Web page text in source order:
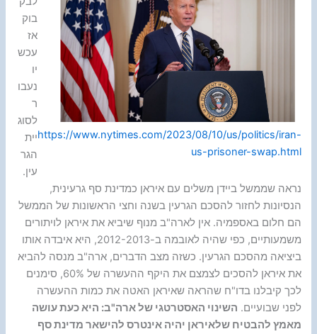
https://www.nytimes.com/2023/08/10/us/politics/iran-
us-prisoner-swap.html
בוק
אז
עכש
יו
נעבו
ר
לסוג
יית
הגר
עין.
נראה שממשל ביידן משלים עם איראן כמדינת סף גרעינית,
הנסיונות לחזור להסכם הגרעין בשנה וחצי הראשונות של הממשל
הם חלום באספמיה. אין לארה"ב מנוף שיביא את איראן לויתורים
משמעותיים, כפי שהיה לאובמה ב-2012-2013, היא איבדה אותו
ביציאה מהסכם הגרעין. כשזה מצב הדברים, ארה"ב מנסה להביא
את איראן להסכים לצמצם את היקף ההעשרה של 60%, סימנים
לכך קיבלנו בדו"ח שהראה שאיראן האטה את כמות ההעשרה
לפני שבועיים. השינוי האסטרטגי של ארה"ב: היא כעת עושה
מאמץ להבטיח שלאיראן יהיה אינטרס להישאר מדינת סף